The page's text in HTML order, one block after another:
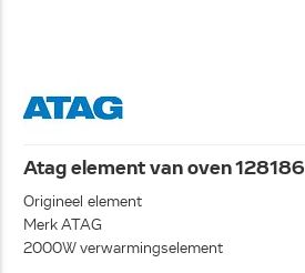
Atag element van oven 128186
Origineel element
Merk ATAG
2000W verwarmingselement